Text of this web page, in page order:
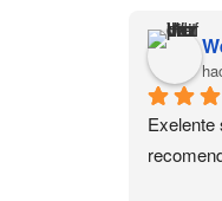
Exelente